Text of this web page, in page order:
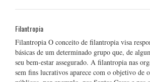
Filantropia
Filantropia O conceito de filantropia visa
básicas de um determinado grupo que, de
seu bem-estar assegurado. A filantropia nas
sem fins lucrativos aparece com o objetivo de